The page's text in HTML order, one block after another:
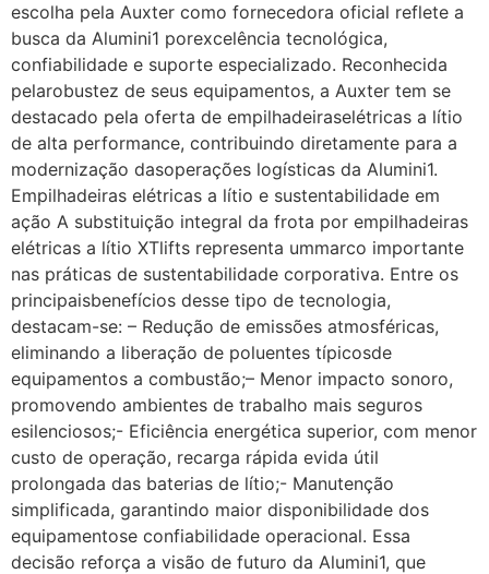
escolha pela Auxter como fornecedora oficial reflete a
busca da Alumini1 porexcelência tecnológica,
confiabilidade e suporte especializado. Reconhecida
pelarobustez de seus equipamentos, a Auxter tem se
destacado pela oferta de empilhadeiraselétricas a lítio
de alta performance, contribuindo diretamente para a
modernização dasoperações logísticas da Alumini1.
Empilhadeiras elétricas a lítio e sustentabilidade em
ação A substituição integral da frota por empilhadeiras
elétricas a lítio XTlifts representa ummarco importante
nas práticas de sustentabilidade corporativa. Entre os
principaisbenefícios desse tipo de tecnologia,
destacam-se: – Redução de emissões atmosféricas,
eliminando a liberação de poluentes típicosde
equipamentos a combustão;– Menor impacto sonoro,
promovendo ambientes de trabalho mais seguros
esilenciosos;- Eficiência energética superior, com menor
custo de operação, recarga rápida evida útil
prolongada das baterias de lítio;- Manutenção
simplificada, garantindo maior disponibilidade dos
equipamentose confiabilidade operacional. Essa
decisão reforça a visão de futuro da Alumini1, que